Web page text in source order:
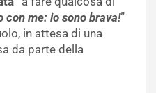
con me: io sono brava!”
in attesa di una
da parte della